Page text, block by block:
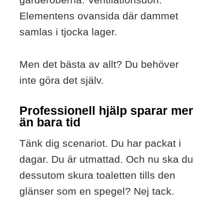
Elementens ovansida där dammet
samlas i tjocka lager.
Men det bästa av allt? Du behöver
inte göra det själv.
Professionell hjälp sparar mer
än bara tid
Tänk dig scenariot. Du har packat i
dagar. Du är utmattad. Och nu ska du
dessutom skura toaletten tills den
glänser som en spegel? Nej tack.